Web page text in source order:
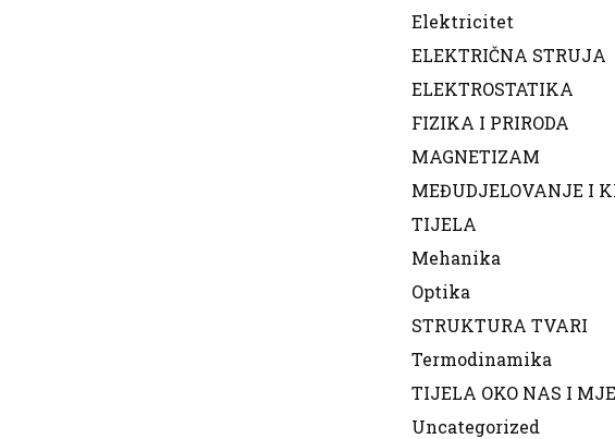
Elektricitet
ELEKTRIČNA STRUJA
ELEKTROSTATIKA
FIZIKA I PRIRODA
MAGNETIZAM
MEĐUDJELOVANJE I
TIJELA
Mehanika
Optika
STRUKTURA TVARI
Termodinamika
TIJELA OKO NAS I
Uncategorized